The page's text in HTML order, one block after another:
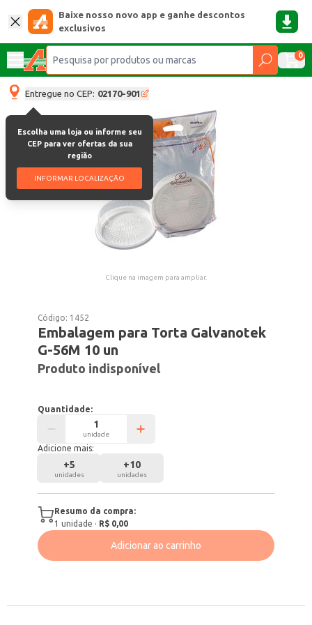
Baixe nosso novo app e ganhe descontos
exclusivos
0
Entregue no CEP: 02170-901
Escolha uma loja ou informe seu
CEP para ver ofertas da sua
região
INFORMAR LOCALIZAÇÃO
Clique na imagem para ampliar.
Código: 1452
Embalagem para Torta Galvanotek
G-56M 10 un
Produto indisponível
Quantidade:
unidade
Adicione mais:
+5
unidades
+10
unidades
Resumo da compra:
1 unidade · R$ 0,00
Adicionar ao carrinho